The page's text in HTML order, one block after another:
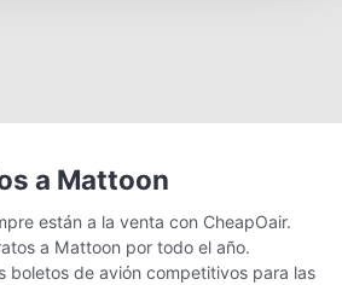
a Mattoon
están a la venta con CheapOair.
a Mattoon por todo el año.
boletos de avión competitivos para las